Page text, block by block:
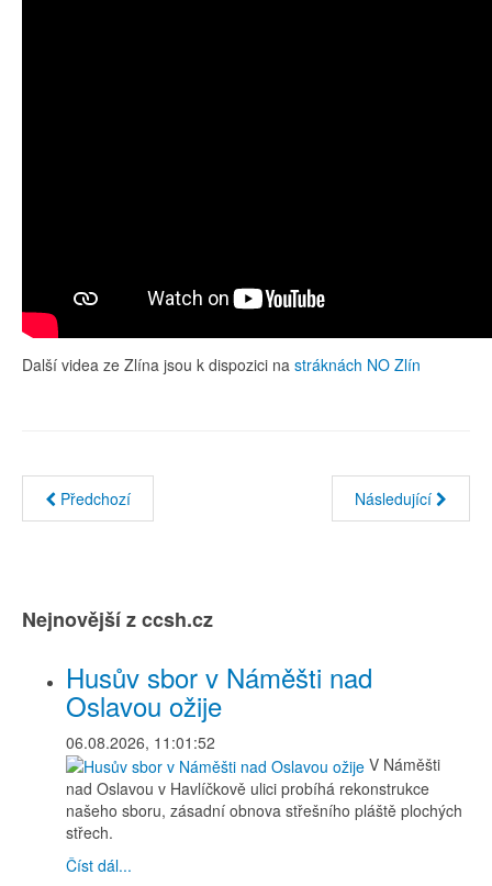
Další videa ze Zlína jsou k dispozici na stráknách NO Zlín
Předchozí Následující
Nejnovější z ccsh.cz
Husův sbor v Náměšti nad
Oslavou ožije
06.08.2026, 11:01:52
V Náměšti
nad Oslavou v Havlíčkově ulici probíhá rekonstrukce
našeho sboru, zásadní obnova střešního pláště plochých
střech.
Číst dál...